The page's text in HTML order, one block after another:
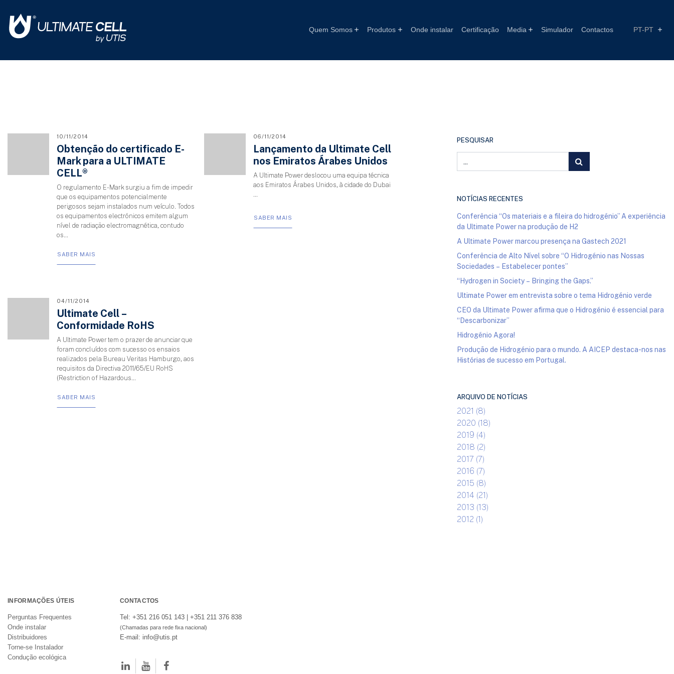
Quem Somos Produtos Onde instalar Certificação Media Simulador Contactos PT-PT
10/11/2014
Obtenção do certificado E-
Mark para a ULTIMATE
CELL®
O regulamento E-Mark surgiu a fim de impedir
que os equipamentos potencialmente
perigosos sejam instalados num veículo. Todos
os equipamentos electrónicos emitem algum
nível de radiação electromagnética, contudo
os...
SABER MAIS
06/11/2014
Lançamento da Ultimate Cell
nos Emiratos Árabes Unidos
A Ultimate Power deslocou uma equipa técnica
aos Emiratos Árabes Unidos, à cidade do Dubai
SABER MAIS
04/11/2014
Ultimate Cell –
Conformidade RoHS
A Ultimate Power tem o prazer de anunciar que
foram concluídos com sucesso os ensaios
realizados pela Bureau Veritas Hamburgo, aos
requisitos da Directiva 2011/65/EU RoHS
(Restriction of Hazardous...
SABER MAIS
PESQUISAR
NOTÍCIAS RECENTES
Conferência “Os materiais e a fileira do hidrogénio” A experiência
da Ultimate Power na produção de H2
A Ultimate Power marcou presença na Gastech 2021
Conferência de Alto Nível sobre “O Hidrogénio nas Nossas
Sociedades – Estabelecer pontes”
“Hydrogen in Society – Bringing the Gaps.”
Ultimate Power em entrevista sobre o tema Hidrogénio verde
CEO da Ultimate Power afirma que o Hidrogénio é essencial para
“Descarbonizar”
Hidrogénio Agora!
Produção de Hidrogénio para o mundo. A AICEP destaca-nos nas
Histórias de sucesso em Portugal.
ARQUIVO DE NOTÍCIAS
2021 (8)
2020 (18)
2019 (4)
2018 (2)
2017 (7)
2016 (7)
2015 (8)
2014 (21)
2013 (13)
2012 (1)
INFORMAÇÕES ÚTEIS
Perguntas Frequentes
Onde instalar
Distribuidores
Torne-se Instalador
Condução ecológica
CONTACTOS
Tel: +351 216 051 143 | +351 211 376 838
(Chamadas para rede fixa nacional)
E-mail: info@utis.pt